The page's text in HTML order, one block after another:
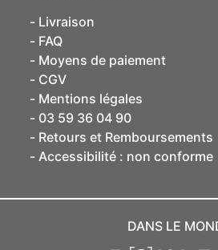
Livraison
FAQ
Moyens de paiement
CGV
Mentions légales
03 59 36 04 90
Retours et Remboursements
Accessibilité : non conforme
DANS LE